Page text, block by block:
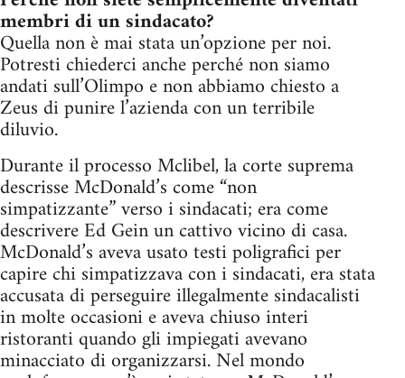
membri di un sindacato?
Quella non è mai stata un’opzione per noi.
Potresti chiederci anche perché non siamo
andati sull’Olimpo e non abbiamo chiesto a
Zeus di punire l’azienda con un terribile
diluvio.
Durante il processo Mclibel, la corte suprema
descrisse McDonald’s come “non
simpatizzante” verso i sindacati; era come
descrivere Ed Gein un cattivo vicino di casa.
McDonald’s aveva usato testi poligrafici per
capire chi simpatizzava con i sindacati, era stata
accusata di perseguire illegalmente sindacalisti
in molte occasioni e aveva chiuso interi
ristoranti quando gli impiegati avevano
minacciato di organizzarsi. Nel mondo